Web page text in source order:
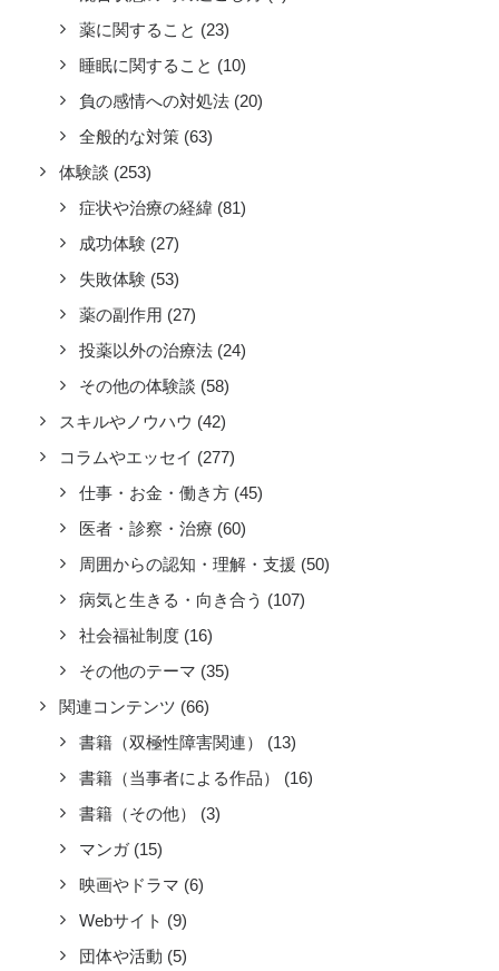
薬に関すること (23)
睡眠に関すること (10)
負の感情への対処法 (20)
全般的な対策 (63)
体験談 (253)
症状や治療の経緯 (81)
成功体験 (27)
失敗体験 (53)
薬の副作用 (27)
投薬以外の治療法 (24)
その他の体験談 (58)
スキルやノウハウ (42)
コラムやエッセイ (277)
仕事・お金・働き方 (45)
医者・診察・治療 (60)
周囲からの認知・理解・支援 (50)
病気と生きる・向き合う (107)
社会福祉制度 (16)
その他のテーマ (35)
関連コンテンツ (66)
書籍（双極性障害関連）
(13)
書籍（当事者による作品）
(16)
書籍（その他）
(3)
マンガ (15)
映画やドラマ (6)
Webサイト (9)
団体や活動 (5)